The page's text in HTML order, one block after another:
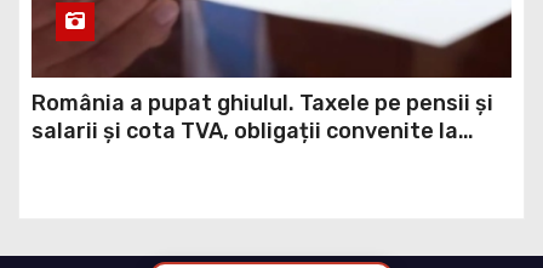
România a pupat ghiulul. Taxele pe pensii și
salarii și cota TVA, obligații convenite la